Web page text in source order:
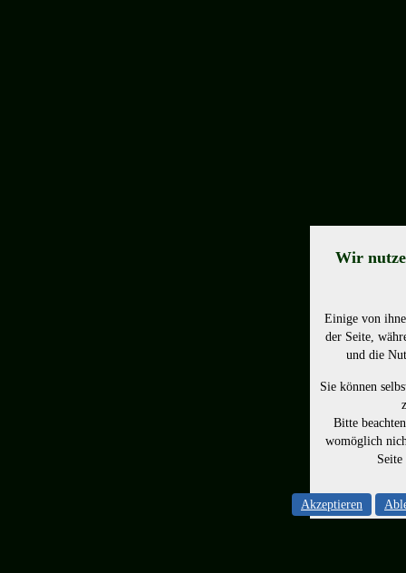
Wir
Einige von
der Seite,
und die
Sie können
Bitte
womöglich
Akzeptieren